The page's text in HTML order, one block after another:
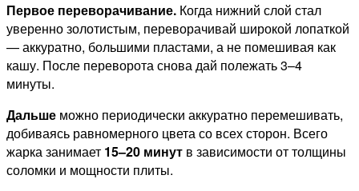
Первое переворачивание. Когда нижний слой стал
уверенно золотистым, переворачивай широкой лопаткой
— аккуратно, большими пластами, а не помешивая как
кашу. После переворота снова дай полежать 3–4
минуты.
Дальше можно периодически аккуратно перемешивать,
добиваясь равномерного цвета со всех сторон. Всего
жарка занимает 15–20 минут в зависимости от толщины
соломки и мощности плиты.